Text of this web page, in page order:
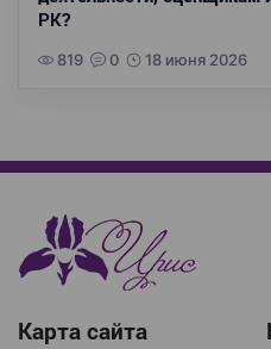
РК?
819 0 18 июня 2026
Карта сайта